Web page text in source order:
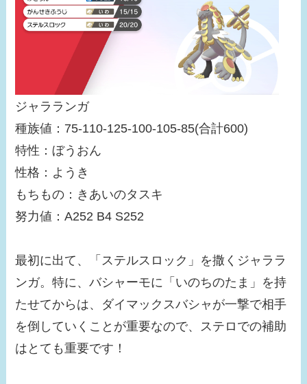
ジャラランガ
種族値：75-110-125-100-105-85(合計600)
特性：ぼうおん
性格：ようき
もちもの：きあいのタスキ
努力値：A252 B4 S252
最初に出て、「ステルスロック」を撒くジャララ
ンガ。特に、バシャーモに「いのちのたま」を持
たせてからは、ダイマックスバシャが一撃で相手
を倒していくことが重要なので、ステロでの補助
はとても重要です！